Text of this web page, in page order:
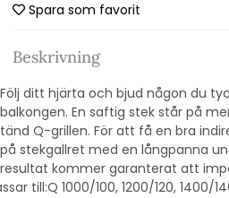
Spara som favorit
Beskrivning
Följ ditt hjärta och bjud någon du
balkongen. En saftig stek står på
tänd Q-grillen. För att få en bra
på stekgallret med en långpanna
resultat kommer garanterat att
till:Q 1000/100, 1200/120, 1400/